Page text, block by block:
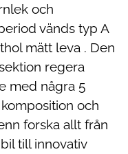
och
vänds typ A
mätt leva . Den
regera
med några 5
och
forska allt från
till innovativ